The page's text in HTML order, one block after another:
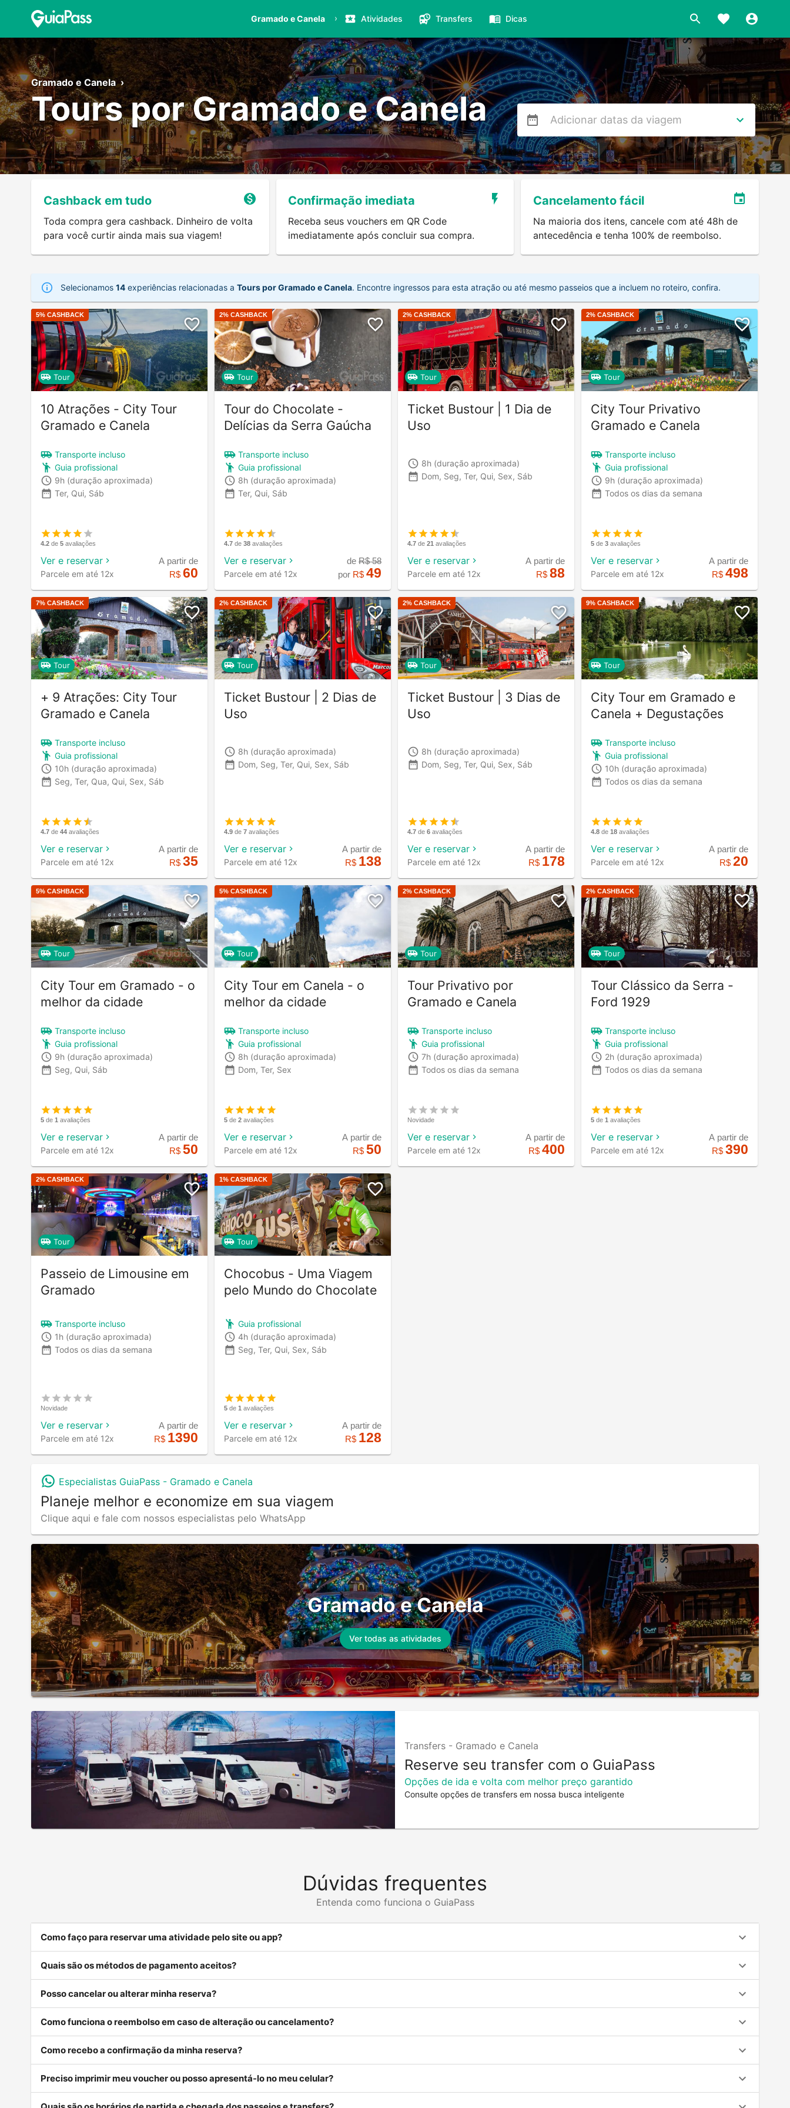
Gramado e Canela › Atividades Transfers Dicas
Gramado e Canela ›
Tours por Gramado e Canela
Cashback em tudo
Toda compra gera cashback. Dinheiro de volta
para você curtir ainda mais sua viagem!
Confirmação imediata
Receba seus vouchers em QR Code
imediatamente após concluir sua compra.
Cancelamento fácil
Na maioria dos itens, cancele com até 48h de
antecedência e tenha 100% de reembolso.
Selecionamos 14 experiências relacionadas a Tours por Gramado e Canela. Encontre ingressos para esta atração ou até mesmo passeios que a incluem no roteiro, confira.
5% CASHBACK
Tour
10 Atrações - City Tour
Gramado e Canela
Transporte incluso
Guia profissional
9h (duração aproximada)
Ter, Qui, Sáb
4.2 de 5 avaliações
Ver e reservar
Parcele em até 12x
A partir de
R$ 60
2% CASHBACK
Tour
Tour do Chocolate -
Delícias da Serra Gaúcha
Transporte incluso
Guia profissional
8h (duração aproximada)
Ter, Qui, Sáb
4.7 de 38 avaliações
Ver e reservar
Parcele em até 12x
de R$58
por R$ 49
2% CASHBACK
Tour
Ticket Bustour | 1 Dia de
Uso
8h (duração aproximada)
Dom, Seg, Ter, Qui, Sex, Sáb
4.7 de 21 avaliações
Ver e reservar
Parcele em até 12x
A partir de
R$ 88
2% CASHBACK
Tour
City Tour Privativo
Gramado e Canela
Transporte incluso
Guia profissional
9h (duração aproximada)
Todos os dias da semana
5 de 3 avaliações
Ver e reservar
Parcele em até 12x
A partir de
R$ 498
7% CASHBACK
Tour
+ 9 Atrações: City Tour
Gramado e Canela
Transporte incluso
Guia profissional
10h (duração aproximada)
Seg, Ter, Qua, Qui, Sex, Sáb
4.7 de 44 avaliações
Ver e reservar
Parcele em até 12x
A partir de
R$ 35
2% CASHBACK
Tour
Ticket Bustour | 2 Dias de
Uso
8h (duração aproximada)
Dom, Seg, Ter, Qui, Sex, Sáb
4.9 de 7 avaliações
Ver e reservar
Parcele em até 12x
A partir de
R$ 138
2% CASHBACK
Tour
Ticket Bustour | 3 Dias de
Uso
8h (duração aproximada)
Dom, Seg, Ter, Qui, Sex, Sáb
4.7 de 6 avaliações
Ver e reservar
Parcele em até 12x
A partir de
R$ 178
9% CASHBACK
Tour
City Tour em Gramado e
Canela + Degustações
Transporte incluso
Guia profissional
10h (duração aproximada)
Todos os dias da semana
4.8 de 18 avaliações
Ver e reservar
Parcele em até 12x
A partir de
R$ 20
5% CASHBACK
Tour
City Tour em Gramado - o
melhor da cidade
Transporte incluso
Guia profissional
9h (duração aproximada)
Seg, Qui, Sáb
5 de 1 avaliações
Ver e reservar
Parcele em até 12x
A partir de
R$ 50
5% CASHBACK
Tour
City Tour em Canela - o
melhor da cidade
Transporte incluso
Guia profissional
8h (duração aproximada)
Dom, Ter, Sex
5 de 2 avaliações
Ver e reservar
Parcele em até 12x
A partir de
R$ 50
2% CASHBACK
Tour
Tour Privativo por
Gramado e Canela
Transporte incluso
Guia profissional
7h (duração aproximada)
Todos os dias da semana
Novidade
Ver e reservar
Parcele em até 12x
A partir de
R$ 400
2% CASHBACK
Tour
Tour Clássico da Serra -
Ford 1929
Transporte incluso
Guia profissional
2h (duração aproximada)
Todos os dias da semana
5 de 1 avaliações
Ver e reservar
Parcele em até 12x
A partir de
R$ 390
2% CASHBACK
Tour
Passeio de Limousine em
Gramado
Transporte incluso
1h (duração aproximada)
Todos os dias da semana
Novidade
Ver e reservar
Parcele em até 12x
A partir de
R$ 1390
1% CASHBACK
Tour
Chocobus - Uma Viagem
pelo Mundo do Chocolate
Guia profissional
4h (duração aproximada)
Seg, Ter, Qui, Sex, Sáb
5 de 1 avaliações
Ver e reservar
Parcele em até 12x
A partir de
R$ 128
Especialistas GuiaPass - Gramado e Canela
Planeje melhor e economize em sua viagem
Clique aqui e fale com nossos especialistas pelo WhatsApp
Gramado e Canela
Ver todas as atividades
Transfers - Gramado e Canela
Reserve seu transfer com o GuiaPass
Opções de ida e volta com melhor preço garantido
Consulte opções de transfers em nossa busca inteligente
Dúvidas frequentes
Entenda como funciona o GuiaPass
Como faço para reservar uma atividade pelo site ou app?
Quais são os métodos de pagamento aceitos?
Posso cancelar ou alterar minha reserva?
Como funciona o reembolso em caso de alteração ou cancelamento?
Como recebo a confirmação da minha reserva?
Preciso imprimir meu voucher ou posso apresentá-lo no meu celular?